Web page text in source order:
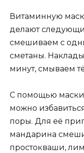
Витаминную
делают
смешиваем с
сметаны.
минут, смываем
С помощью
можно
поры. Для её
мандарина
простокваши,